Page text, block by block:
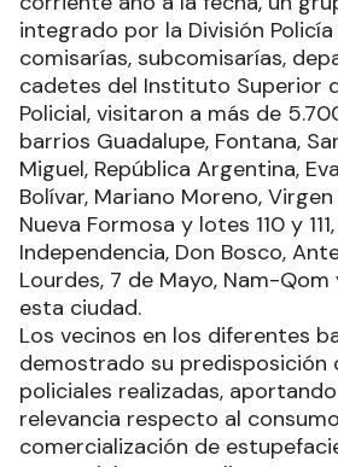
integrado por la División
comisarías, subcomisarías,
cadetes del Instituto Superior
Policial, visitaron a más de
barrios Guadalupe, Fontana,
Miguel, República Argentina,
Bolívar, Mariano Moreno,
Nueva Formosa y lotes 110 y
Independencia, Don Bosco,
Lourdes, 7 de Mayo, Nam-Qom
esta ciudad.
Los vecinos en los diferentes
demostrado su predisposición
policiales realizadas,
relevancia respecto al
comercialización de